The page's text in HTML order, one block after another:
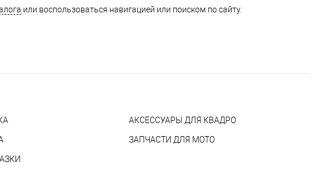
или воспользоваться навигацией или поиском по сайту.
АКСЕССУАРЫ ДЛЯ КВАДРО
ЗАПЧАСТИ ДЛЯ МОТО